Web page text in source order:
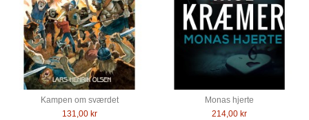
Kampen om sværdet
131,00 kr
Monas hjerte
214,00 kr